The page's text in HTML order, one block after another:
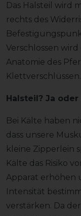
Das Halsteil wird
rechts des
Verschlossen
Anatomie des
Klettverschlüssen.
Halsteil? Ja oder
Bei Kälte haben
dass unsere
kleine Zipperlein
Kälte das Risiko
Apparat erhöhen
Intensität
verstärken. Da